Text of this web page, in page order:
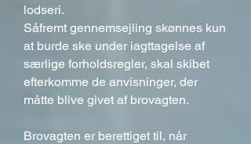
lodseri.
Såfremt gennemsejling skønnes kun
at burde ske under iagttagelse af
særlige forholdsregler, skal skibet
efterkomme de anvisninger, der
måtte blive givet af brovagten.
Brovagten er berettiget til, når